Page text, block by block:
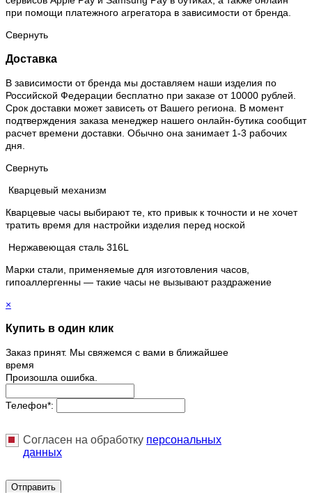
при помощи платежного агрегатора в зависимости от бренда.
Свернуть
Доставка
В зависимости от бренда мы доставляем наши изделия по
Российской Федерации бесплатно при заказе от 10000 рублей.
Срок доставки может зависеть от Вашего региона. В момент
подтверждения заказа менеджер нашего онлайн-бутика сообщит
расчет времени доставки. Обычно она занимает 1-3 рабочих
дня.
Свернуть
Кварцевый механизм
Кварцевые часы выбирают те, кто привык к точности и не хочет
тратить время для настройки изделия перед ноской
Нержавеющая сталь 316L
Марки стали, применяемые для изготовления часов,
гипоаллергенны — такие часы не вызывают раздражение
×
Купить в один клик
Заказ принят. Мы свяжемся с вами в ближайшее
время
Произошла ошибка.
Телефон*:
Согласен на обработку персональныx
данных
Отправить